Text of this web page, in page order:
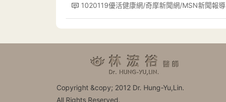
1020119優活健康網/奇摩新聞網/MSN新聞報導
Copyright &copy; 2012 Dr. Hung-Yu,Lin.
All Rights Reserved.